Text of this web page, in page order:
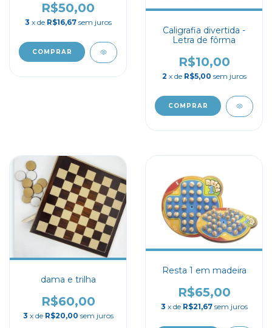
R$50,00
3 x de R$16,67 sem juros
Caligrafia divertida -
Letra de fôrma
R$10,00
2 x de R$5,00 sem juros
dama e trilha
R$60,00
3 x de R$20,00 sem juros
Resta 1 em madeira
R$65,00
3 x de R$21,67 sem juros